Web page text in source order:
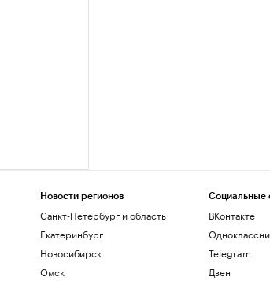
Новости регионов
Санкт-Петербург и область
Екатеринбург
Новосибирск
Омск
Социальные
ВКонтакте
Telegram
Дзен